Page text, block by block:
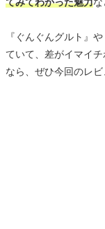
『ぐんぐんグルト』
ていて、差がイマイ
なら、ぜひ今回のレビ